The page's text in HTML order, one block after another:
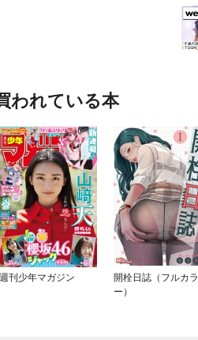
われている本
週刊少年マガジン
開栓日誌（フルカラ
ー）